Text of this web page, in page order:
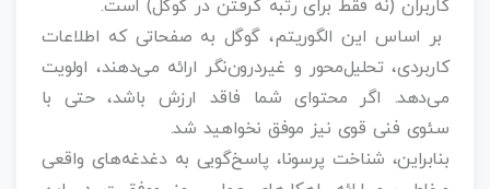
کاربران (نه فقط برای رتبه گرفتن در گوگل) است.
بر اساس این الگوریتم، گوگل به صفحاتی که اطلاعات
کاربردی، تحلیل‌محور و غیردرون‌نگر ارائه می‌دهند، اولویت
می‌دهد. اگر محتوای شما فاقد ارزش باشد، حتی با
سئوی فنی قوی نیز موفق نخواهید شد.
بنابراین، شناخت پرسونا، پاسخ‌گویی به دغدغه‌های واقعی